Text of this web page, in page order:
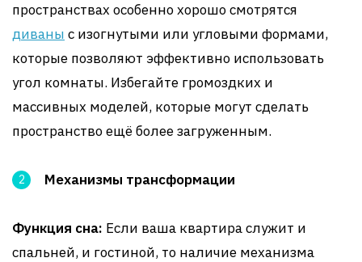
пространствах особенно хорошо смотрятся
диваны с изогнутыми или угловыми формами,
которые позволяют эффективно использовать
угол комнаты. Избегайте громоздких и
массивных моделей, которые могут сделать
пространство ещё более загруженным.
Механизмы трансформации
Функция сна: Если ваша квартира служит и
спальней, и гостиной, то наличие механизма